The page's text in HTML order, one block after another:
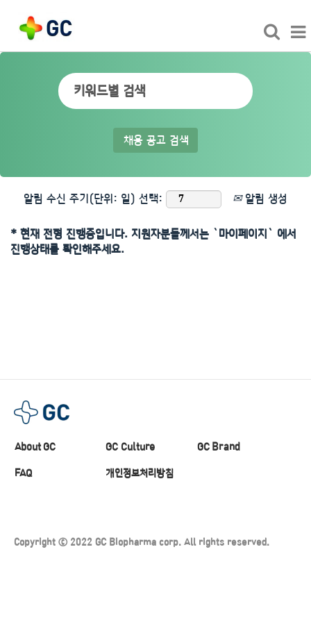
알림 수신 주기(단위: 일) 선택: 알림 생성
* 현재 전형 진행중입니다. 지원자분들께서는 `마이페이지` 에서
진행상태를 확인해주세요.
About GC GC Culture GC Brand
FAQ 개인정보처리방침
Copyright ⓒ 2022 GC Biopharma corp. All rights reserved.